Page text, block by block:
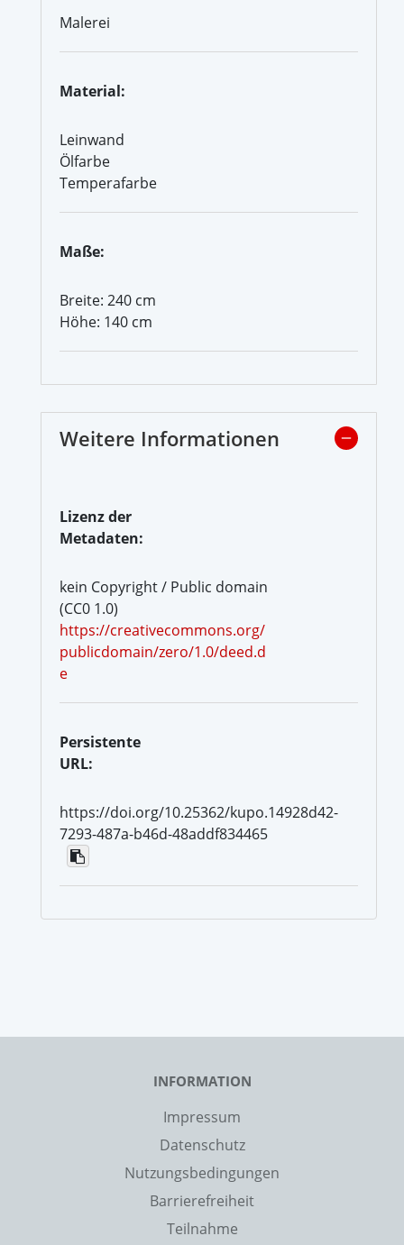
Malerei
Material:
Leinwand
Ölfarbe
Temperafarbe
Maße:
Breite: 240 cm
Höhe: 140 cm
Weitere Informationen
Lizenz der
Metadaten:
kein Copyright / Public domain
(CC0 1.0)
https://creativecommons.org/
publicdomain/zero/1.0/deed.d
e
Persistente
URL:
https://doi.org/10.25362/kupo.14928d42-
7293-487a-b46d-48addf834465
INFORMATION
Impressum
Datenschutz
Nutzungsbedingungen
Barrierefreiheit
Teilnahme